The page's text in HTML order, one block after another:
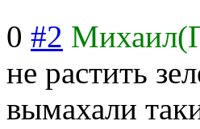
0 #2
не растить
вымахали